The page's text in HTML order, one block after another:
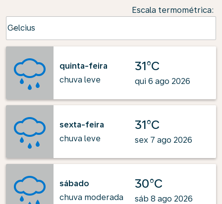
Escala termométrica:
Celcius
keyboard_arrow_down
quinta-feira
chuva leve
31°C
qui 6 ago 2026
sexta-feira
chuva leve
31°C
sex 7 ago 2026
sábado
chuva moderada
30°C
sáb 8 ago 2026